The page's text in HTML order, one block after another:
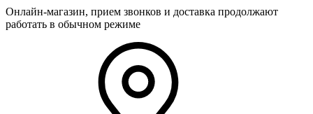
Онлайн-магазин, прием звонков и доставка продолжают
работать в обычном режиме